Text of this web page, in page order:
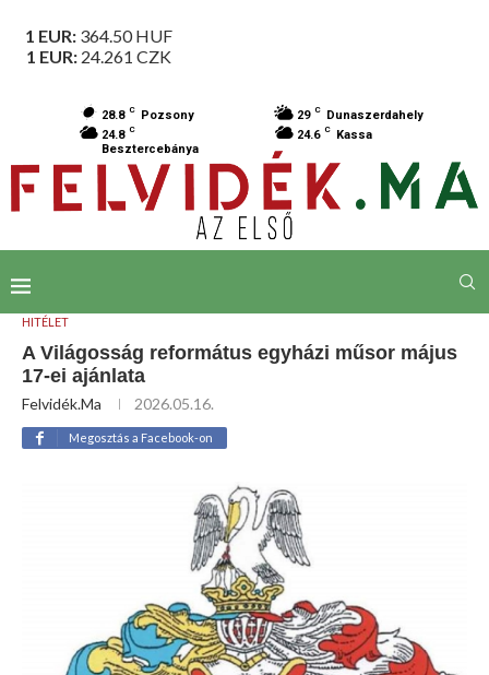
1 EUR: 364.50HUF
1 EUR: 24.261 CZK
28.8 C Pozsony 29 C
Dunaszerdahely
24.8 C
Besztercebánya
24.6 C Kassa
HITÉLET
A Világosság református egyházi műsor május
17-ei ajánlata
Felvidék.ma 2026.05.16.
Megosztás a Facebook-on